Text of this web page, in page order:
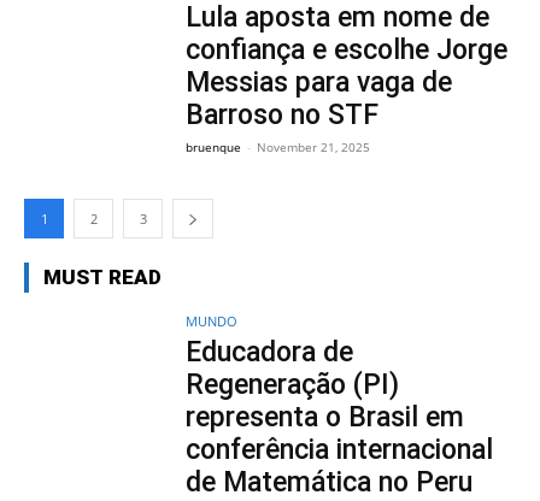
Lula aposta em nome de
confiança e escolhe Jorge
Messias para vaga de
Barroso no STF
bruenque - November 21, 2025
1 2 3
MUST READ
MUNDO
Educadora de
Regeneração (PI)
representa o Brasil em
conferência internacional
de Matemática no Peru